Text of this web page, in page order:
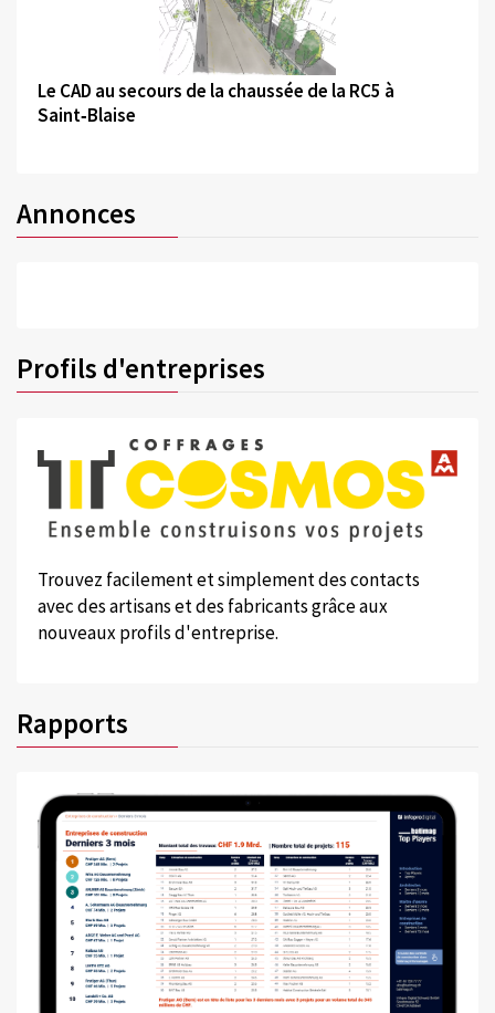
©
Le CAD au secours de la chaussée de la RC5 à
Saint‑Blaise
Annonces
Profils d'entreprises
Trouvez facilement et simplement des contacts
avec des artisans et des fabricants grâce aux
nouveaux profils d'entreprise.
Rapports